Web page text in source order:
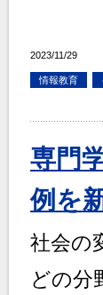
2023/11/29
情報教育
専門
例を
社会の
どの分